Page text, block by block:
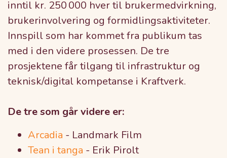
inntil kr. 250 000 hver til brukermedvirkning,
brukerinvolvering og formidlingsaktiviteter.
Innspill som har kommet fra publikum tas
med i den videre prosessen. De tre
prosjektene får tilgang til infrastruktur og
teknisk/digital kompetanse i Kraftverk.
De tre som går videre er:
Arcadia - Landmark Film
Tean i tanga - Erik Pirolt